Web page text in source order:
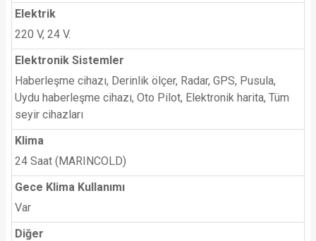
Elektrik
220 V, 24 V.
Elektronik Sistemler
Haberleşme cihazı, Derinlik ölçer, Radar, GPS, Pusula,
Uydu haberleşme cihazı, Oto Pilot, Elektronik harita, Tüm
seyir cihazları
Klima
24 Saat (MARINCOLD)
Gece Klima Kullanımı
Var
Diğer